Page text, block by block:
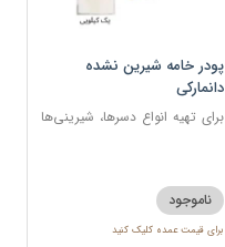
پودر خامه شیرین نشده
دانمارکی
برای تهیه انواع دسرها، شیرینی‌ها
ناموجود
برای قیمت عمده کلیک کنید